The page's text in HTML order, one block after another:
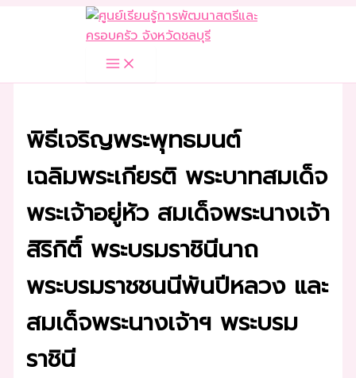
พิธีเจริญพระพุทธมนต์
เฉลิมพระเกียรติ พระบาทสมเด็จ
พระเจ้าอยู่หัว สมเด็จพระนางเจ้า
สิริกิติ์ พระบรมราชินีนาถ
พระบรมราชชนนีพันปีหลวง และ
สมเด็จพระนางเจ้าฯ พระบรม
ราชินี